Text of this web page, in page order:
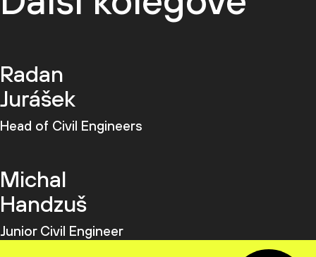
Radan
Jurášek
Head of Civil Engineers
Michal
Handzuš
Junior Civil Engineer